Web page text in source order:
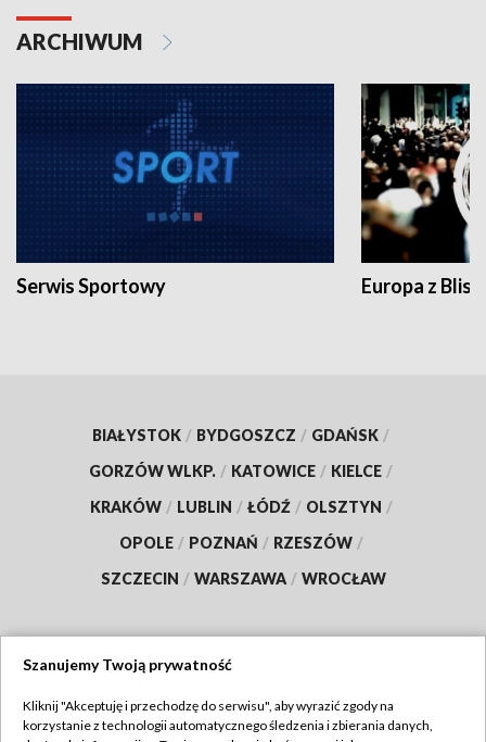
ARCHIWUM
Serwis Sportowy Europa z
BIAŁYSTOK / BYDGOSZCZ / GDAŃSK /
GORZÓW WLKP. / KATOWICE / KIELCE /
KRAKÓW / LUBLIN / ŁÓDŹ / OLSZTYN /
OPOLE / POZNAŃ / RZESZÓW /
SZCZECIN / WARSZAWA / WROCŁAW
TVP
Szanujemy Twoją prywatność
Kliknij "Akceptuję i przechodzę do serwisu", aby wyrazić zgody na
korzystanie z technologii automatycznego śledzenia i zbierania danych,